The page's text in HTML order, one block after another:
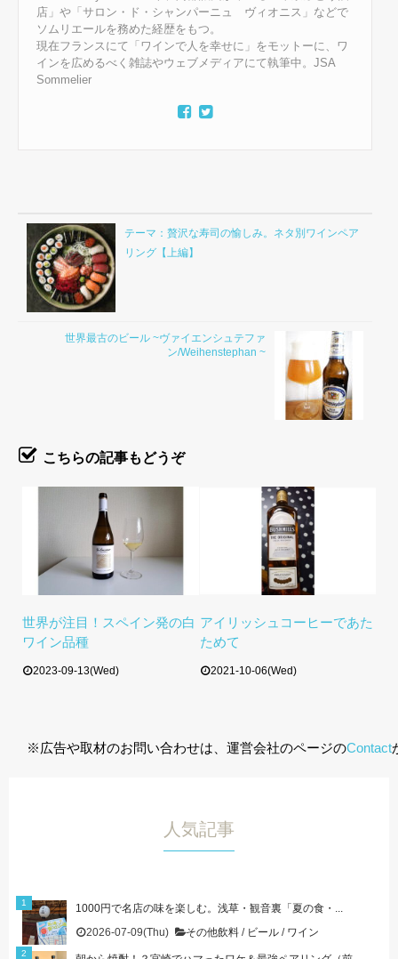
店」や「サロン・ド・シャンパーニュ ヴィオニス」などで
ソムリエールを務めた経歴をもつ。
現在フランスにて「ワインで人を幸せに」をモットーに、ワ
インを広めるべく雑誌やウェブメディアにて執筆中。JSA
Sommelier
テーマ：贅沢な寿司の愉しみ。ネタ別ワインペア
リング【上編】
世界最古のビール ~ヴァイエンシュテファ
ン/Weihenstephan ~
こちらの記事もどうぞ
世界が注目！スペイン発の白
ワイン品種
2023-09-13(Wed)
アイリッシュコーヒーであた
ためて
2021-10-06(Wed)
※広告や取材のお問い合わせは、運営会社のページのContact
人気記事
1000円で名店の味を楽しむ。浅草・観音裏「夏の食・...
2026-07-09(Thu)
その他飲料 / ビール / ワイン